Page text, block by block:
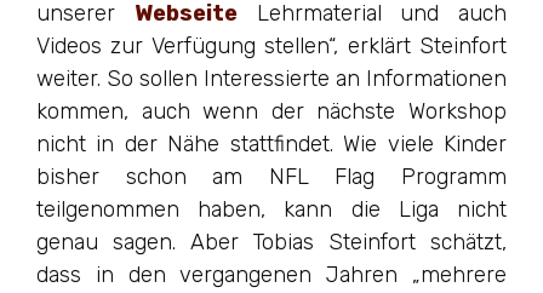
unserer WebseiteLehrmaterial und auch
Videos zur Verfügung stellen“, erklärt Steinfort
weiter. So sollen Interessierte an Informationen
kommen, auch wenn der nächste Workshop
nicht in der Nähe stattfindet. Wie viele Kinder
bisher schon am NFL Flag Programm
teilgenommen haben, kann die Liga nicht
genau sagen. Aber Tobias Steinfort schätzt,
dass in den vergangenen Jahren „mehrere